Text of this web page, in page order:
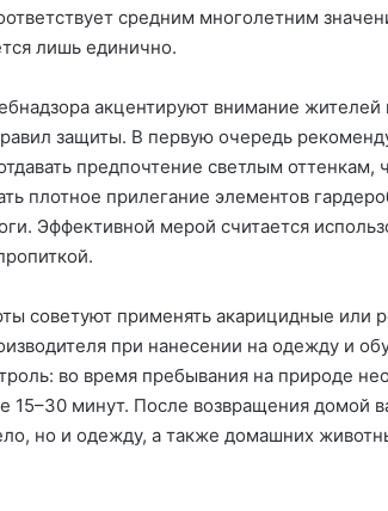
средним многолетним
лишь единично.
акцентируют внимание жителей
защиты. В первую очередь
предпочтение светлым оттенкам,
плотное прилегание элементов
Эффективной мерой считается
советуют применять акарицидные или
при нанесении на одежду и
во время пребывания на природе
15–30 минут. После возвращения домой
но и одежду, а также домашних